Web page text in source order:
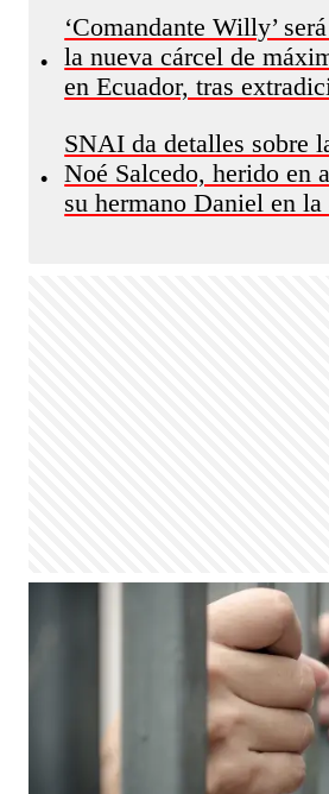
•
‘Comandante Willy’
la nueva cárcel de
en Ecuador, tras
•
SNAI da detalles sobre
Noé Salcedo, herido en
su hermano Daniel en la